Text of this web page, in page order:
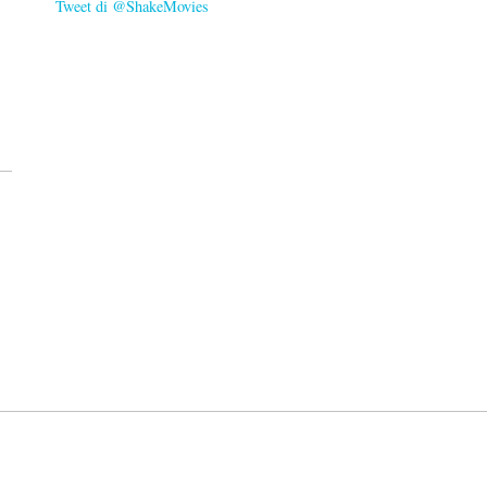
Tweet di @ShakeMovies